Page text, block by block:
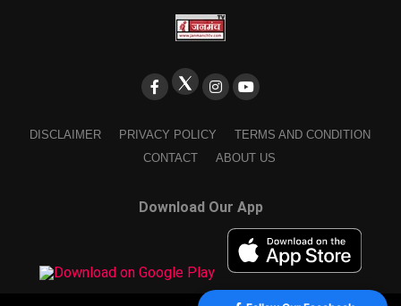
DISCLAIMER PRIVACY POLICY
TERMS AND CONDITION
CONTACT
ABOUT US
Download Our App